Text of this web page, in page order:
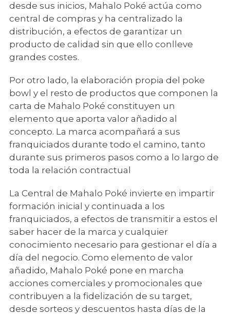
desde sus inicios, Mahalo Poké actúa como
central de compras y ha centralizado la
distribución, a efectos de garantizar un
producto de calidad sin que ello conlleve
grandes costes.
Por otro lado, la elaboración propia del poke
bowl y el resto de productos que componen la
carta de Mahalo Poké constituyen un
elemento que aporta valor añadido al
concepto. La marca acompañará a sus
franquiciados durante todo el camino, tanto
durante sus primeros pasos como a lo largo de
toda la relación contractual
La Central de Mahalo Poké invierte en impartir
formación inicial y continuada a los
franquiciados, a efectos de transmitir a estos el
saber hacer de la marca y cualquier
conocimiento necesario para gestionar el día a
día del negocio. Como elemento de valor
añadido, Mahalo Poké pone en marcha
acciones comerciales y promocionales que
contribuyen a la fidelización de su target,
desde sorteos y descuentos hasta días de la